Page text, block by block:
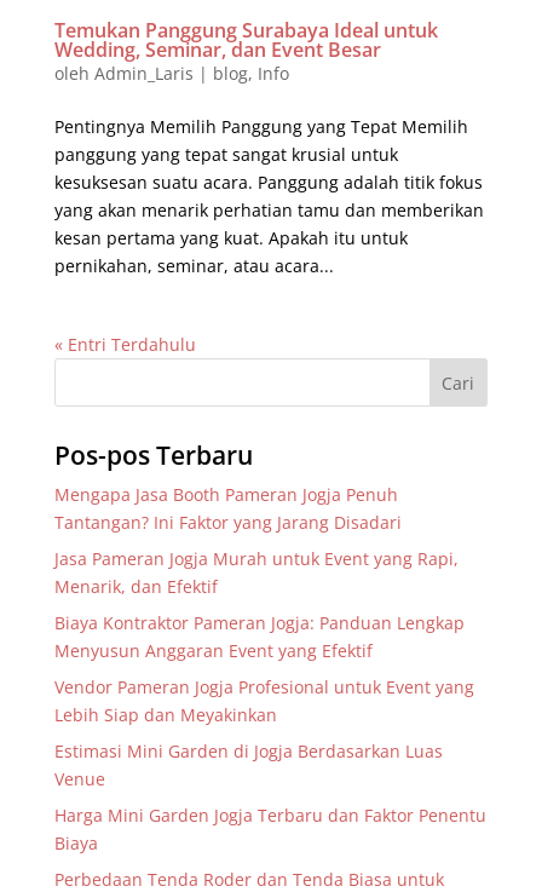
Temukan Panggung Surabaya Ideal untuk
Wedding, Seminar, dan Event Besar
oleh Admin_Laris | blog, Info
Pentingnya Memilih Panggung yang Tepat Memilih
panggung yang tepat sangat krusial untuk
kesuksesan suatu acara. Panggung adalah titik fokus
yang akan menarik perhatian tamu dan memberikan
kesan pertama yang kuat. Apakah itu untuk
pernikahan, seminar, atau acara...
« Entri Terdahulu
Pos-pos Terbaru
Mengapa Jasa Booth Pameran Jogja Penuh
Tantangan? Ini Faktor yang Jarang Disadari
Jasa Pameran Jogja Murah untuk Event yang Rapi,
Menarik, dan Efektif
Biaya Kontraktor Pameran Jogja: Panduan Lengkap
Menyusun Anggaran Event yang Efektif
Vendor Pameran Jogja Profesional untuk Event yang
Lebih Siap dan Meyakinkan
Estimasi Mini Garden di Jogja Berdasarkan Luas
Venue
Harga Mini Garden Jogja Terbaru dan Faktor Penentu
Biaya
Perbedaan Tenda Roder dan Tenda Biasa untuk